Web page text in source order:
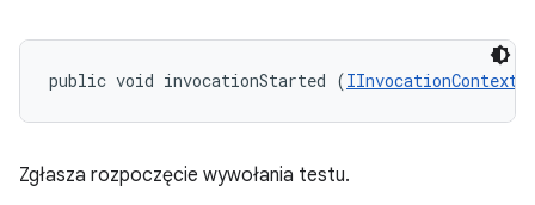
public void invocationStarted (IInvocationContext
Zgłasza rozpoczęcie wywołania testu.